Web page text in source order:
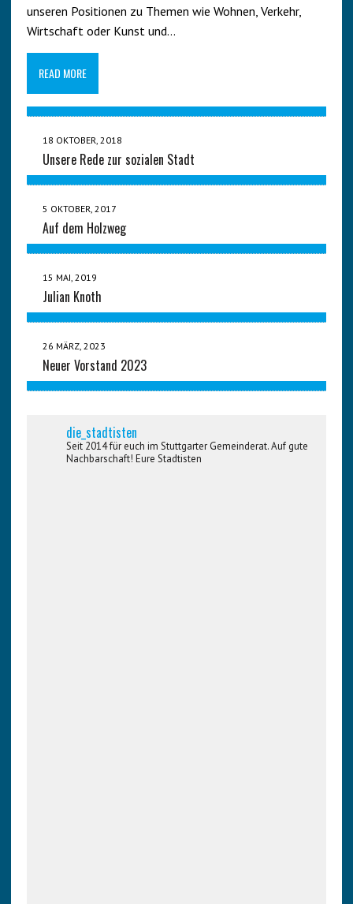
unseren Positionen zu Themen wie Wohnen, Verkehr,
Wirtschaft oder Kunst und…
READ MORE
18 OKTOBER, 2018
Unsere Rede zur sozialen Stadt
5 OKTOBER, 2017
Auf dem Holzweg
15 MAI, 2019
Julian Knoth
26 MÄRZ, 2023
Neuer Vorstand 2023
die_stadtisten
Seit 2014 für euch im Stuttgarter Gemeinderat. Auf gute
Nachbarschaft! Eure Stadtisten